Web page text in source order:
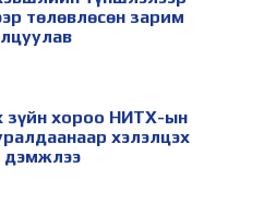
төлөвлөсөн зарим
зүйн хороо НИТХ-ын
хэлэлцэх
дэмжлээ